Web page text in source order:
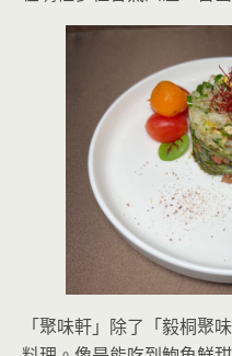
「聚味軒」除了「毅桐聚